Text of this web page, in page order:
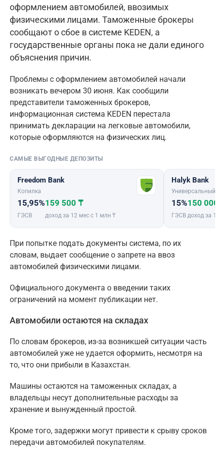
оформлением автомобилей, ввозимых
физическими лицами. Таможенные брокеры
сообщают о сбое в системе KEDEN, а
государственные органы пока не дали единого
объяснения причин.
Проблемы с оформлением автомобилей начали
возникать вечером 30 июня. Как сообщили
представители таможенных брокеров,
информационная система KEDEN перестала
принимать декларации на легковые автомобили,
которые оформляются на физических лиц.
САМЫЕ ВЫГОДНЫЕ ДЕПОЗИТЫ
Freedom Bank
Копилка
15,95%
ГЭСВ
159 500 ₸
доход за 12 мес с 1 млн ₸
Halyk Bank
Универсальный
15%
ГЭСВ
150
доход за
При попытке подать документы система, по их
словам, выдает сообщение о запрете на ввоз
автомобилей физическими лицами.
Официального документа о введении таких
ограничений на момент публикации нет.
Автомобили остаются на складах
По словам брокеров, из-за возникшей ситуации часть
автомобилей уже не удается оформить, несмотря на
то, что они прибыли в Казахстан.
Машины остаются на таможенных складах, а
владельцы несут дополнительные расходы за
хранение и вынужденный простой.
Кроме того, задержки могут привести к срыву сроков
передачи автомобилей покупателям.